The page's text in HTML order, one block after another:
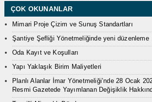
ÇOK OKUNANLAR
Mimari Proje Çizim ve Sunuş Standartları
Şantiye Şefliği Yönetmeliğinde yeni düzenleme
Oda Kayıt ve Koşulları
Yapı Yaklaşık Birim Maliyetleri
Planlı Alanlar İmar Yönetmeliği’nde 28 Ocak
Resmi Gazetede Yayımlanan Değişiklik